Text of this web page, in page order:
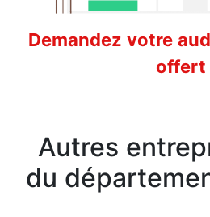
Demandez votre
offert
Autres
du